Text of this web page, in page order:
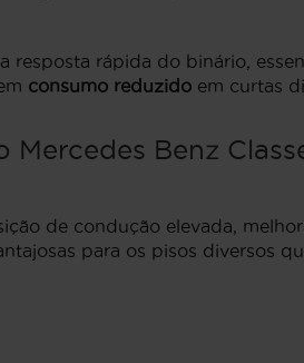
rápida do binário,
consumo reduzido em curtas
Benz
de condução elevada,
para os pisos diversos